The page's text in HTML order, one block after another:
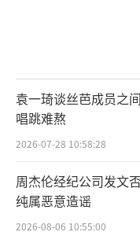
袁一琦谈丝芭成员之
唱跳难熬
2026-07-28 10:58:28
周杰伦经纪公司发文
纯属恶意造谣
2026-08-06 10:55:00